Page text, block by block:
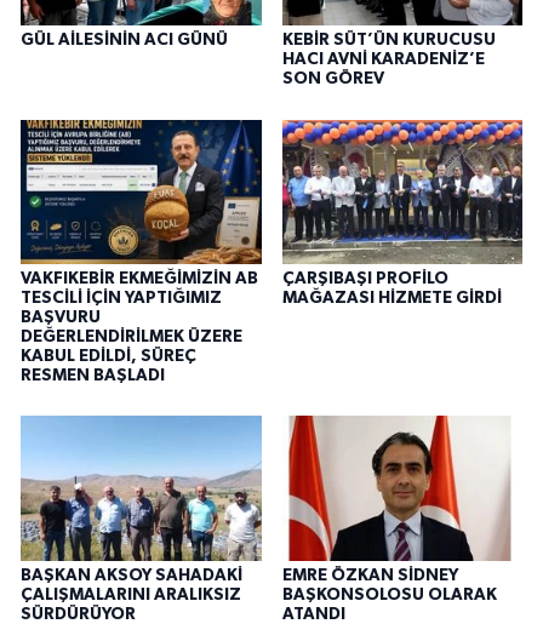
GÜL AİLESİNİN ACI GÜNÜ
KEBİR SÜT’ÜN KURUCUSU
HACI AVNİ KARADENİZ’E
SON GÖREV
VAKFIKEBİR EKMEĞİMİZİN AB
TESCİLİ İÇİN YAPTIĞIMIZ
BAŞVURU
DEĞERLENDİRİLMEK ÜZERE
KABUL EDİLDİ, SÜREÇ
RESMEN BAŞLADI
ÇARŞIBAŞI PROFİLO
MAĞAZASI HİZMETE GİRDİ
BAŞKAN AKSOY SAHADAKİ
ÇALIŞMALARINI ARALIKSIZ
SÜRDÜRÜYOR
EMRE ÖZKAN SİDNEY
BAŞKONSOLOSU OLARAK
ATANDI